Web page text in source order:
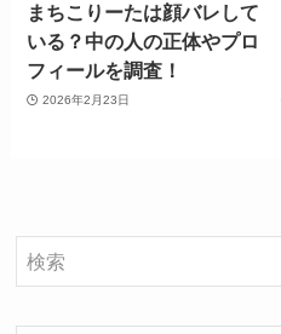
まちこりーたは顔バレして
いる？中の人の正体やプロ
フィールを調査！
2026年2月23日